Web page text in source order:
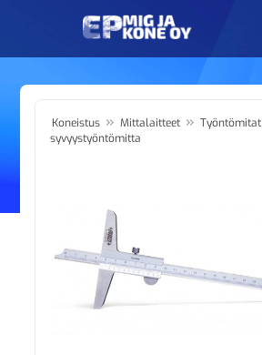
Koneistus » Mittalaitteet » Työntömitat
syvyystyöntömitta